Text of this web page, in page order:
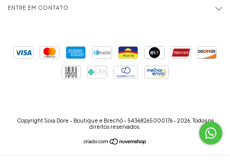
ENTRE EM CONTATO
Copyright Soia Dore - Boutique e Brechó - 54368265000176 - 2026. Todos os
direitos reservados.